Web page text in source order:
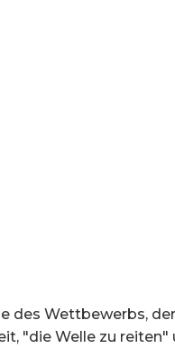
des Wettbewerbs,
"die Welle zu reiten"